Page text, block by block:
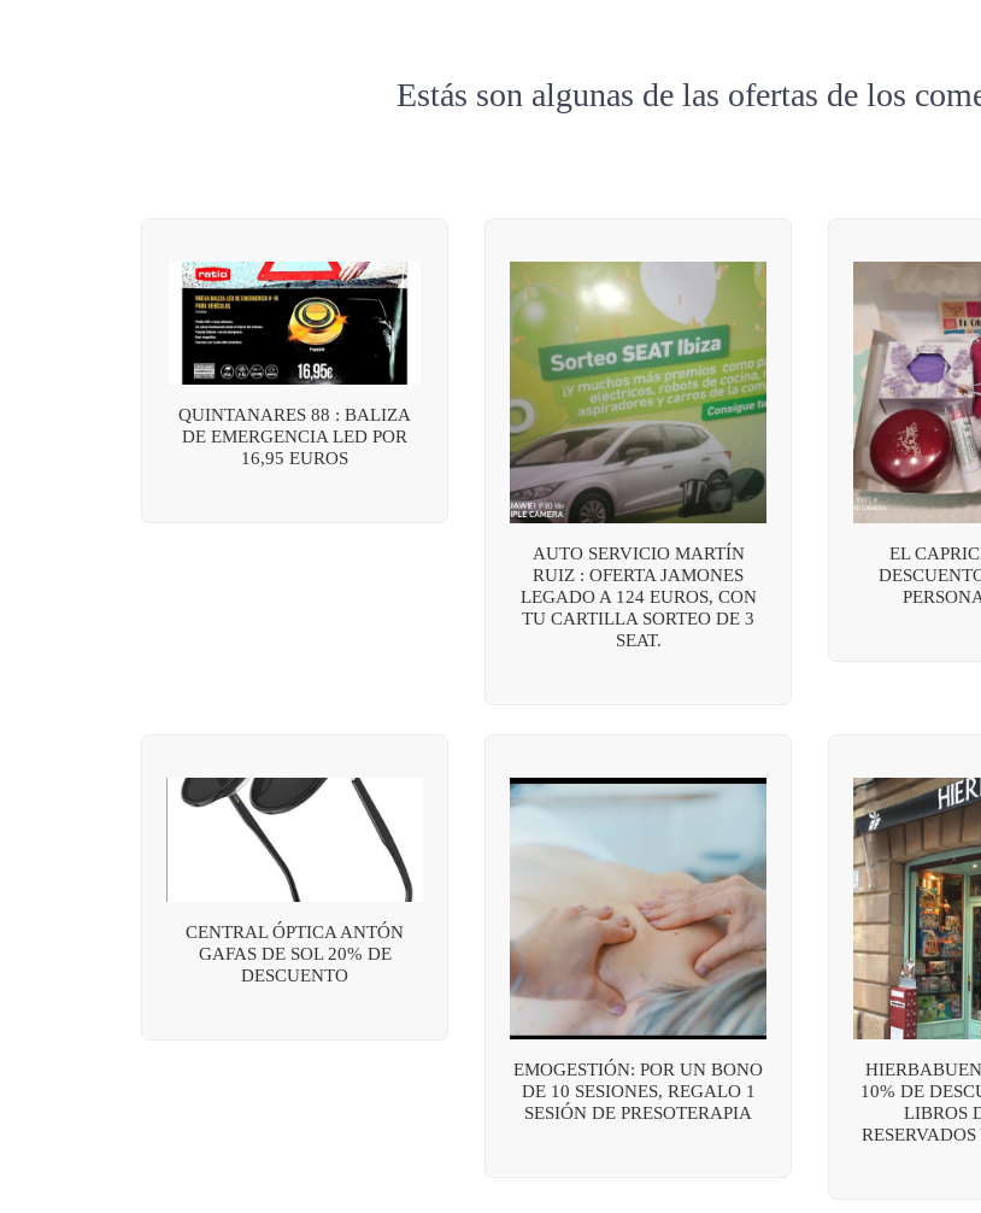
Estás son algunas de las ofertas de los
QUINTANARES 88 : BALIZA
DE EMERGENCIA LED POR
16,95 EUROS
AUTO SERVICIO MARTÍN
RUIZ : OFERTA JAMONES
LEGADO A 124 EUROS, CON
TU CARTILLA SORTEO DE 3
SEAT.
EL
CENTRAL ÓPTICA ANTÓN
GAFAS DE SOL 20% DE
DESCUENTO
EMOGESTIÓN: POR UN BONO
DE 10 SESIONES, REGALO 1
SESIÓN DE PRESOTERAPIA
10% DE
LIBROS